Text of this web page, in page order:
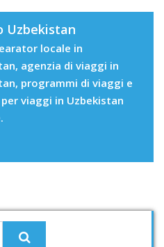
Uzbekistan
locale in
agenzia di viaggi in
programmi di viaggi e
viaggi in Uzbekistan